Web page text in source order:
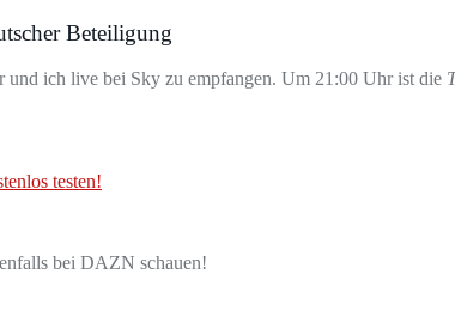
Beteiligung
und ich live bei Sky zu empfangen. Um 21:00 Uhr ist die
testen!
bei DAZN schauen!